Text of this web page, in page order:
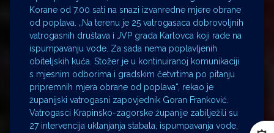
Korane od 7.00 sati na snazi izvanredne mjere obrane
od poplava. „Na terenu je 25 vatrogasaca dobrovoljnih
vatrogasnih društava i JVP grada Karlovca koji rade na
ispumpavanju vode. Za sada nema poplavljenih
obiteljskih kuća. Stožer je u kontinuiranoj komunikaciji
s mjesnim odborima i gradskim četvrtima po pitanju
pripremnih mjera obrane od poplava“, rekao je
županijski vatrogasni zapovjednik Goran Franković.
Vatrogasci Krapinsko-zagorske županije zabilježili su
27 intervencija uklanjanja stabala, ispumpavanja vode,